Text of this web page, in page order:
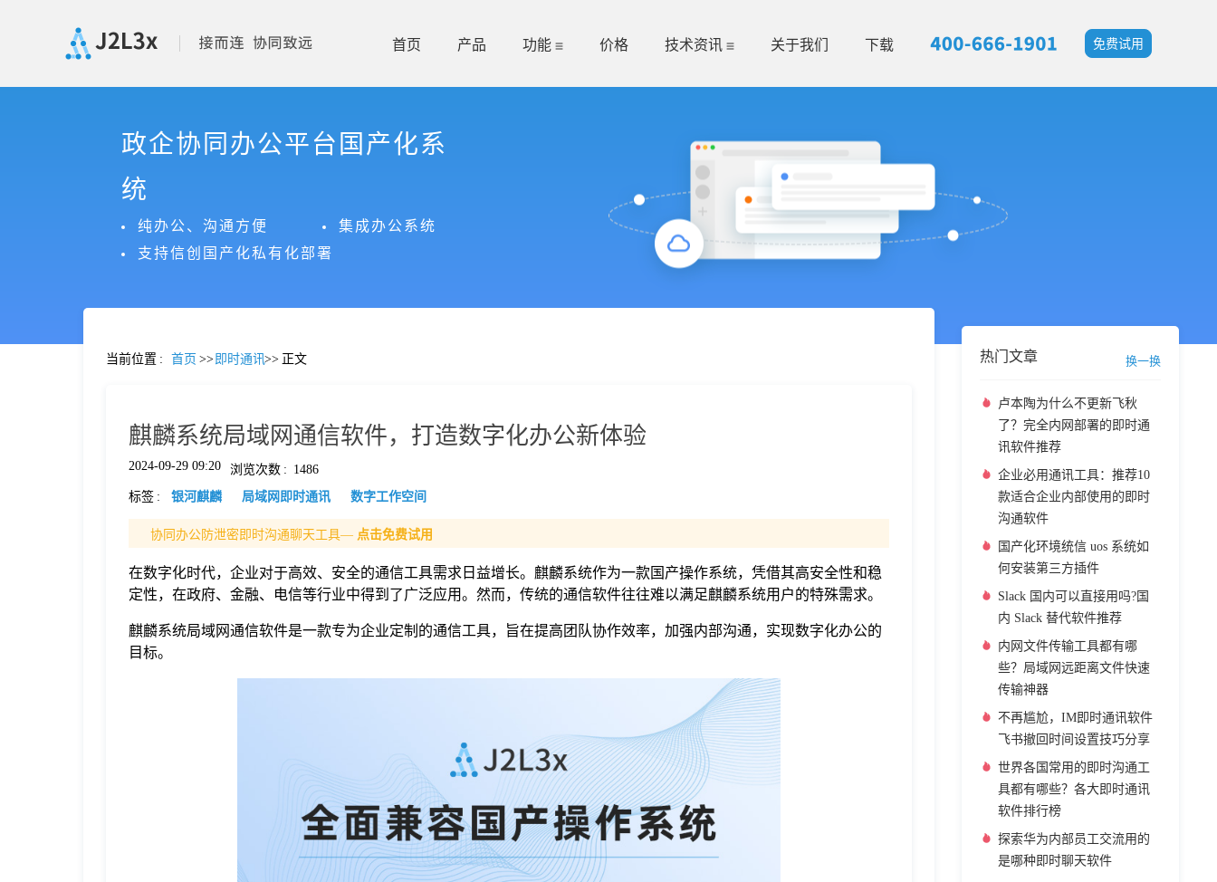
首页 产品 功能 价格 技术资讯 关于我们 下载 免费试用
政企协同办公平台国产化系
统
纯办公、沟通方便
集成办公系统
支持信创国产化私有化部署
当前位置 : 首页 >> 即时通讯>> 正文
麒麟系统局域网通信软件，打造数字化办公新体验
2024-09-29 09:20 浏览次数 : 1486
标签 : 银河麒麟 局域网即时通讯 数字工作空间
协同办公防泄密即时沟通聊天工具— 点击免费试用
在数字化时代，企业对于高效、安全的通信工具需求日益增长。麒麟系统作为一款国产操作系统，凭借其高安全性和稳
定性，在政府、金融、电信等行业中得到了广泛应用。然而，传统的通信软件往往难以满足麒麟系统用户的特殊需求。
麒麟系统局域网通信软件是一款专为企业定制的通信工具，旨在提高团队协作效率，加强内部沟通，实现数字化办公的
目标。
热门文章 换一换
卢本陶为什么不更新飞秋
了？完全内网部署的即时通
讯软件推荐
企业必用通讯工具：推荐10
款适合企业内部使用的即时
沟通软件
国产化环境统信 uos 系统如
何安装第三方插件
Slack 国内可以直接用吗?国
内 Slack 替代软件推荐
内网文件传输工具都有哪
些？局域网远距离文件快速
传输神器
不再尴尬，IM即时通讯软件
飞书撤回时间设置技巧分享
世界各国常用的即时沟通工
具都有哪些？各大即时通讯
软件排行榜
探索华为内部员工交流用的
是哪种即时聊天软件